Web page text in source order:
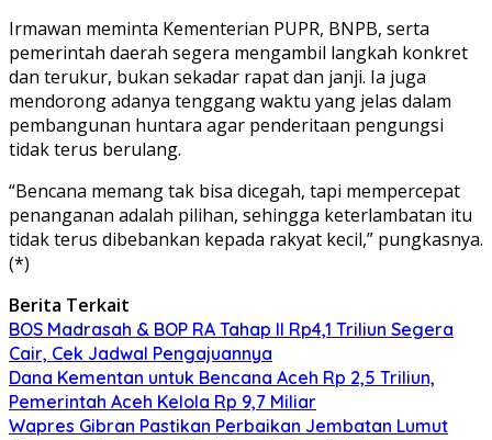
Irmawan meminta Kementerian PUPR, BNPB, serta
pemerintah daerah segera mengambil langkah konkret
dan terukur, bukan sekadar rapat dan janji. Ia juga
mendorong adanya tenggang waktu yang jelas dalam
pembangunan huntara agar penderitaan pengungsi
tidak terus berulang.
“Bencana memang tak bisa dicegah, tapi mempercepat
penanganan adalah pilihan, sehingga keterlambatan itu
tidak terus dibebankan kepada rakyat kecil,” pungkasnya.
(*)
Berita Terkait
BOS Madrasah & BOP RA Tahap II Rp4,1 Triliun Segera
Cair, Cek Jadwal Pengajuannya
Dana Kementan untuk Bencana Aceh Rp 2,5 Triliun,
Pemerintah Aceh Kelola Rp 9,7 Miliar
Wapres Gibran Pastikan Perbaikan Jembatan Lumut